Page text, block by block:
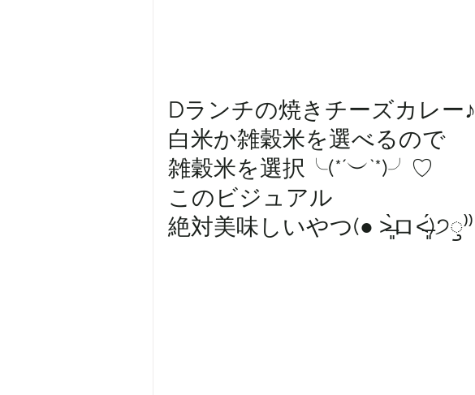
Dランチの焼きチーズカレー♪
白米か雑穀米を選べるので
雑穀米を選択╰(*´︶`*)╯♡
このビジュアル
絶対美味しいやつ(● ˃̶͈̀ロ˂̶͈́)੭ꠥ⁾⁾